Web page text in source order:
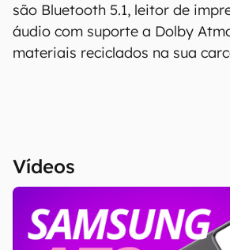
são Bluetooth 5.1, leitor de
áudio com suporte a Dolby
materiais reciclados na sua
Vídeos